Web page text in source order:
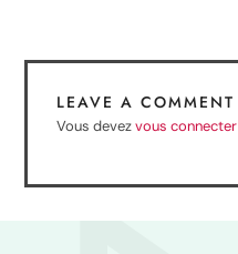
LEAVE A COMMENT
Vous devezvous connecter